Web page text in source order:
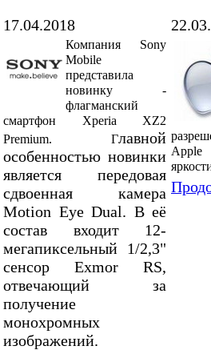
17.04.2018
Компания Sony
Mobile
представила
новинку -
флагманский
смартфон Xperia XZ2
Premium. Главной
особенностью новинки
является передовая
сдвоенная камера
Motion Eye Dual. В её
состав входит 12-
мегапиксельный 1/2,3"
сенсор Exmor RS,
отвечающий за
получение
монохромных
изображений.